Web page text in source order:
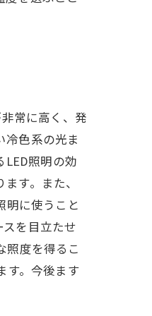
常に高く、発
冷色系の光ま
LED照明の効
す。また、
明に使うこと
を目立たせ
照度を得るこ
す。今後ます